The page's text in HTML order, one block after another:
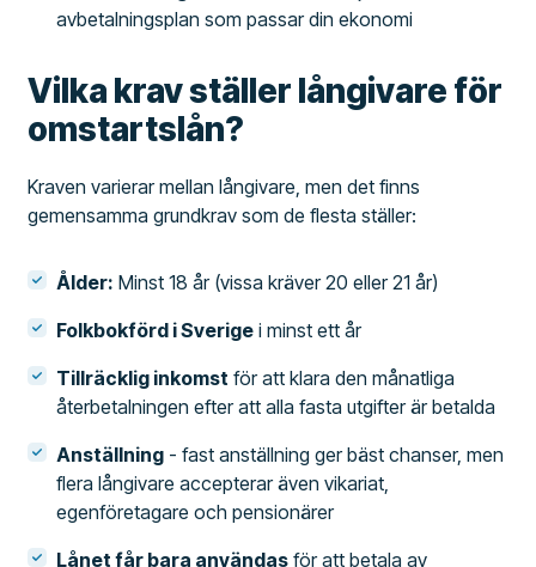
avbetalningsplan som passar din ekonomi
Vilka krav ställer långivare för
omstartslån?
Kraven varierar mellan långivare, men det finns
gemensamma grundkrav som de flesta ställer:
Ålder: Minst 18 år (vissa kräver 20 eller 21 år)
Folkbokförd i Sverige i minst ett år
Tillräcklig inkomst för att klara den månatliga
återbetalningen efter att alla fasta utgifter är betalda
Anställning - fast anställning ger bäst chanser, men
flera långivare accepterar även vikariat,
egenföretagare och pensionärer
Lånet får bara användas för att betala av